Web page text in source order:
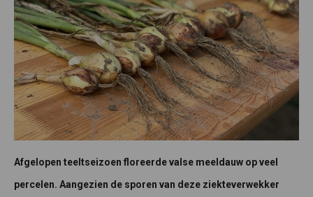
Afgelopen teeltseizoen floreerde valse meeldauw op veel
percelen. Aangezien de sporen van deze ziekteverwekker